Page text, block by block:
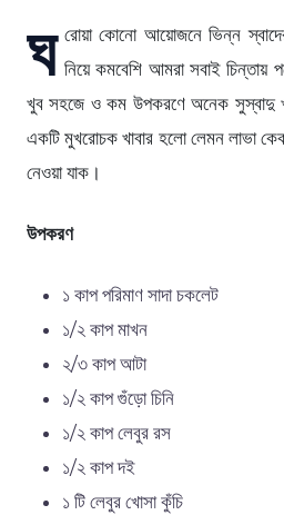
ঘ রোয়া কোনো আয়োজনে ভিন্ন স্বাদের
নিয়ে কমবেশি আমরা সবাই
খুব সহজে ও কম উপকরণে অনেক সুস্বাদু
একটি মুখরোচক খাবার হলো লেমন লাভা
নেওয়া যাক।
উপকরণ
১ কাপ পরিমাণ সাদা চকলেট
১/২ কাপ মাখন
২/৩ কাপ আটা
১/২ কাপ গুঁড়ো চিনি
১/২ কাপ লেবুর রস
১/২ কাপ দই
১ টি লেবুর খোসা কুঁচি